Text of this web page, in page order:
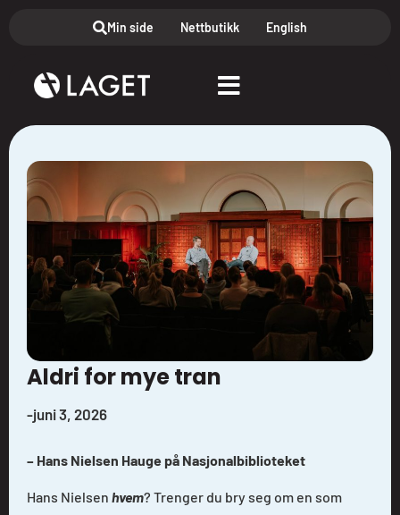
Min side Nettbutikk English
Aldri for mye tran
-juni 3, 2026
– Hans Nielsen Hauge på Nasjonalbiblioteket
Hans Nielsen hvem? Trenger du bry seg om en som